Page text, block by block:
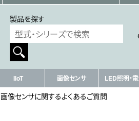
製品を探す
IIoT 画像センサ LED照明・
画像センサに関するよくあるご質問